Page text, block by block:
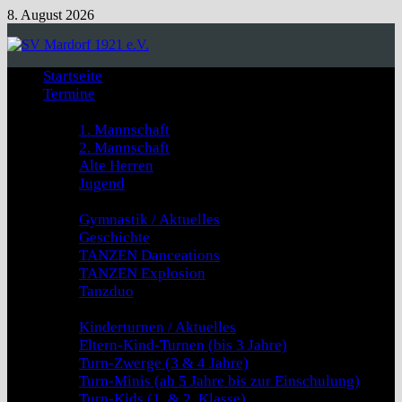
Zum
springen
8. August 2026
Startseite
Termine
1. Mannschaft
2. Mannschaft
Alte Herren
Jugend
Gymnastik / Aktuelles
Geschichte
TANZEN Danceations
TANZEN Explosion
Tanzduo
Kinderturnen / Aktuelles
Eltern-Kind-Turnen (bis 3 Jahre)
Turn-Zwerge (3 & 4 Jahre)
Turn-Minis (ab 5 Jahre bis zur Einschulung)